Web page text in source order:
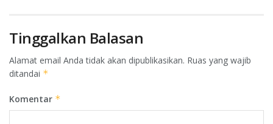
Tinggalkan Balasan
Alamat email Anda tidak akan dipublikasikan. Ruas yang wajib
ditandai *
Komentar *